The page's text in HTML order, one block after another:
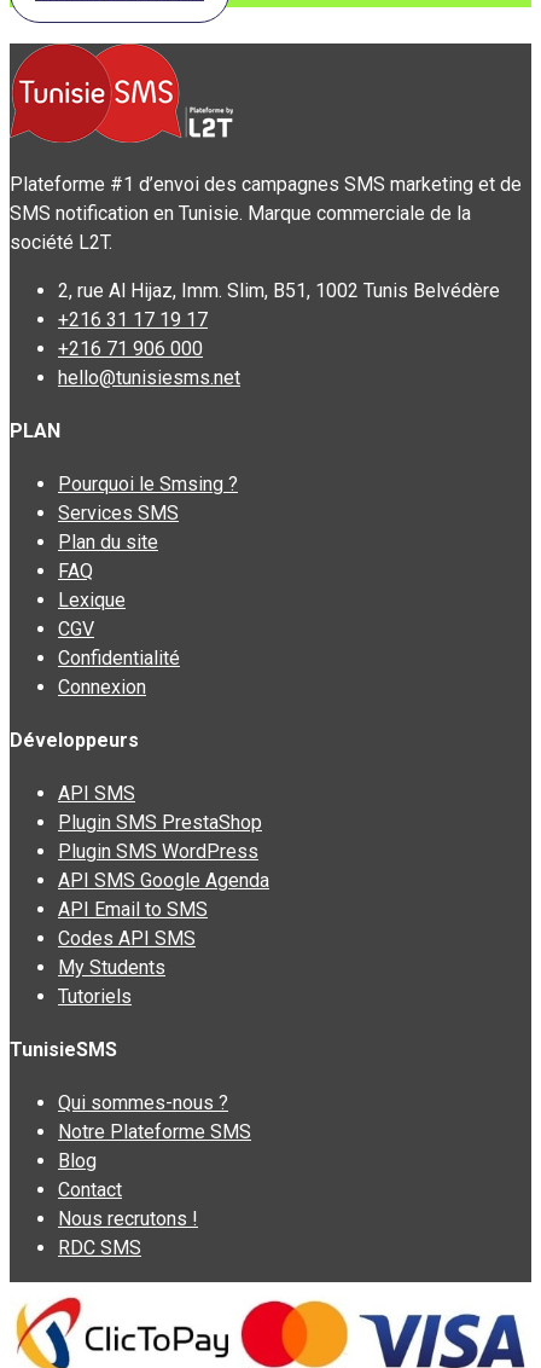
Plateforme #1 d’envoi des campagnes SMS marketing et de
SMS notification en Tunisie. Marque commerciale de la
société L2T.
2, rue Al Hijaz, Imm. Slim, B51, 1002 Tunis Belvédère
+216 31 17 19 17
+216 71 906 000
hello@tunisiesms.net
PLAN
Pourquoi le Smsing ?
Services SMS
Plan du site
FAQ
Lexique
CGV
Confidentialité
Connexion
Développeurs
API SMS
Plugin SMS PrestaShop
Plugin SMS WordPress
API SMS Google Agenda
API Email to SMS
Codes API SMS
My Students
Tutoriels
TunisieSMS
Qui sommes-nous ?
Notre Plateforme SMS
Blog
Contact
Nous recrutons !
RDC SMS